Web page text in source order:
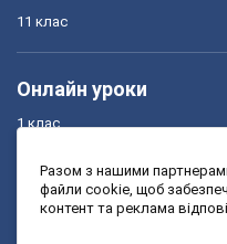
11 клас
Онлайн уроки
1 клас
3 клас
Разом з нашими
файли cookie, щоб
контент та реклама